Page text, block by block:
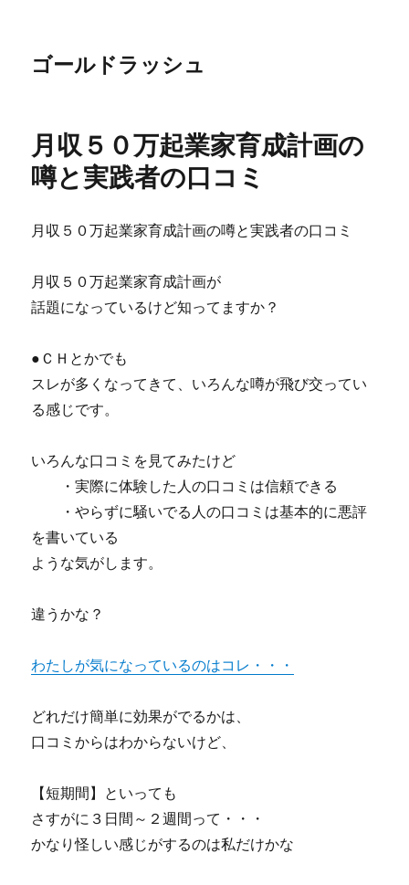
ゴールドラッシュ
月収５０万起業家育成計画の
噂と実践者の口コミ
月収５０万起業家育成計画の噂と実践者の口コミ
月収５０万起業家育成計画が
話題になっているけど知ってますか？
●ＣＨとかでも
スレが多くなってきて、いろんな噂が飛び交ってい
る感じです。
いろんな口コミを見てみたけど
・実際に体験した人の口コミは信頼できる
・やらずに騒いでる人の口コミは基本的に悪評
を書いている
ような気がします。
違うかな？
わたしが気になっているのはコレ・・・
どれだけ簡単に効果がでるかは、
口コミからはわからないけど、
【短期間】といっても
さすがに３日間～２週間って・・・
かなり怪しい感じがするのは私だけかな